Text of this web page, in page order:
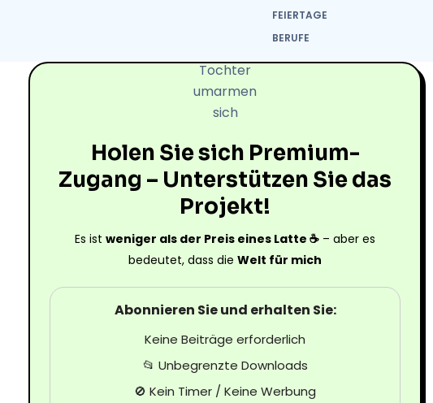
FEIERTAGE
BERUFE
Holen Sie sich Premium-
Zugang – Unterstützen Sie das
Projekt!
Es ist weniger als der Preis eines Latte ☕ – aber es
bedeutet, dass die Welt für mich
Abonnieren Sie und erhalten Sie:
Keine Beiträge erforderlich
📂 Unbegrenzte Downloads
🚫 Kein Timer / Keine Werbung